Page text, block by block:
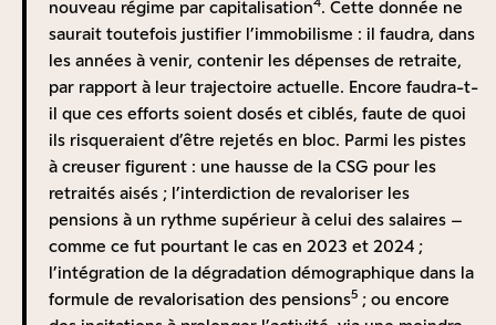
rentabilité du système rendent compte de la
dégradation continue, au fil des générations7, de notre
système, à mesure que les réformes ont resserré les
droits à la retraite pour s’adapter :
D’un côté, au rétrécissement de la pyramide des âges :
le ratio 20-64 ans/plus de 65 ans est passé de plus de
4 en 1990 à 2,5 aujourd’hui, et pourrait chuter à moins
de 2 à partir de 20408;
De l’autre, à la chute des gains de productivité, dont la
croissance s’est établie à 0,4 % sur la période 2005-
20229.
Le TRI d’un système par capitalisation dépend, en
capitalisation « en bonne et due forme » ; non pas
parce que le développement de tels fonds de pension
ne serait pas souhaitable par ailleurs comme pilier
supplémentaire en sus des obligations légales, mais
parce qu’il ne concernerait essentiellement, comme
c’est le cas aujourd’hui que les salariés plutôt aisés
travaillant dans des entreprises suffisamment
prospères pour abonder ces dispositifs avec
déductions fiscales et sociales à la clé6 . Autrement
dit, en ne changeant rien au système par répartition
actuel, cette proposition ne ferait que perpétuer
l’inéquité intergénérationnelle inhérente à ce régime.
nouveau régime par capitalisation . Cette donnée ne
saurait toutefois justifier l’immobilisme : il faudra, dans
les années à venir, contenir les dépenses de retraite,
par rapport à leur trajectoire actuelle. Encore faudra-t-
il que ces efforts soient dosés et ciblés, faute de quoi
ils risqueraient d’être rejetés en bloc. Parmi les pistes
à creuser figurent : une hausse de la CSG pour les
retraités aisés ; l’interdiction de revaloriser les
pensions à un rythme supérieur à celui des salaires –
comme ce fut pourtant le cas en 2023 et 2024 ;
l’intégration de la dégradation démographique dans la
formule de revalorisation des pensions5 ; ou encore